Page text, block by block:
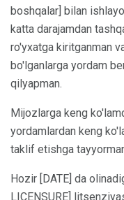
boshqalar] bilan
katta darajamdan
ro'yxatga kiritganman
bo'lganlarga yordam
qilyapman.
Mijozlarga keng
yordamlardan keng
taklif etishga
Hozir [DATE] da
LICENSURE]